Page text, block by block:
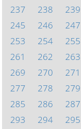
237
238 239
245
246 247
253
254 255
261
262 263
269
270 271
277
278 279
285
286 287
293
294 295